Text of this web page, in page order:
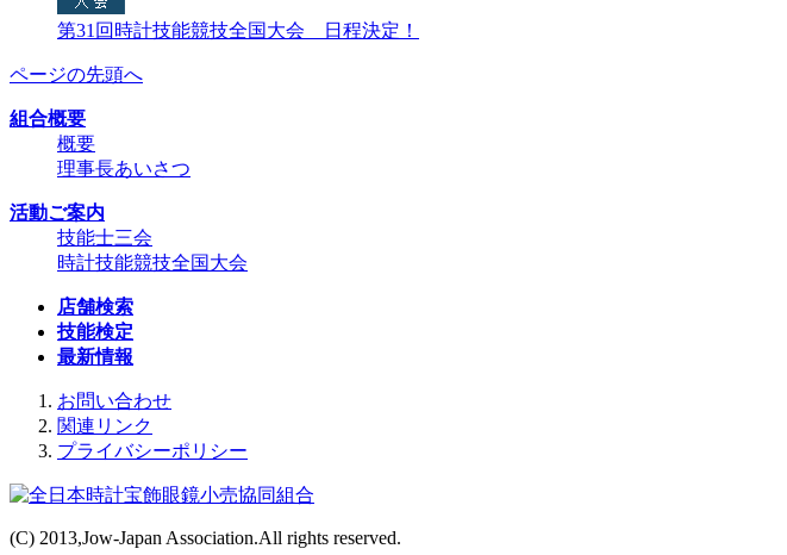
第31回時計技能競技全国大会 日程決定！
ページの先頭へ
組合概要
概要
理事長あいさつ
活動ご案内
技能士三会
時計技能競技全国大会
店舗検索
技能検定
最新情報
お問い合わせ
関連リンク
プライバシーポリシー
(C) 2013,Jow-Japan Association.All rights reserved.